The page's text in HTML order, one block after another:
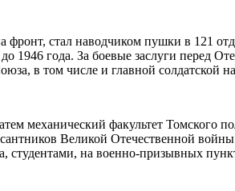
стал наводчиком пушки в 121
1946 года. За боевые заслуги перед
в том числе и главной солдатской
механический факультет Томского
Великой Отечественной
студентами, на военно-призывных